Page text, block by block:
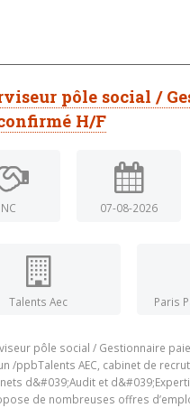
pôle social /
H/F
NC 07-08-2026
Talents Aec Paris
pôle social / Gestionnaire
/ppbTalents AEC, cabinet de
d&#039;Audit et
de nombreuses offres